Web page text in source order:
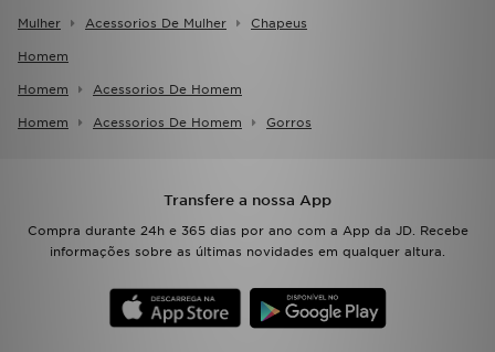
Mulher Acessorios De Mulher Chapeus
Homem
Homem Acessorios De Homem
Homem Acessorios De Homem Gorros
Transfere a nossa App
Compra durante 24h e 365 dias por ano com a App da JD. Recebe
informações sobre as últimas novidades em qualquer altura.